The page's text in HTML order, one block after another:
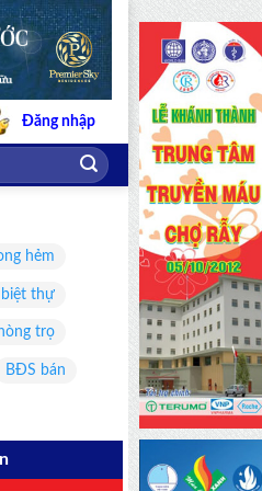
Đăng nhập
hẻm
thự
trọ
BĐS bán